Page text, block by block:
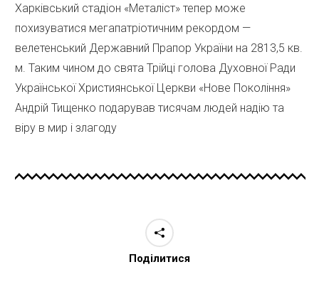
Харківський стадіон «Металіст» тепер може
похизуватися мегапатріотичним рекордом —
велетенський Державний Прапор України на 2813,5 кв.
м. Таким чином до свята Трійці голова Духовної Ради
Української Християнської Церкви «Нове Покоління»
Андрій Тищенко подарував тисячам людей надію та
віру в мир і злагоду
Поділитися